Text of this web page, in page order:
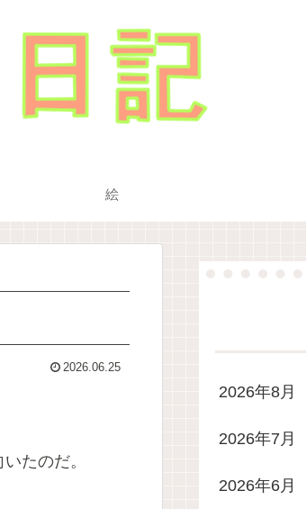
絵
2026.06.25
たのだ。
2026年8月
2026年7月
2026年6月